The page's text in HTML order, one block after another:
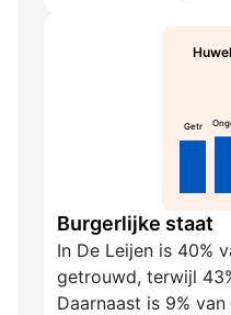
Getr
Burgerlijke staat
In De Leijen is 40%
getrouwd, terwijl
Daarnaast is 9%